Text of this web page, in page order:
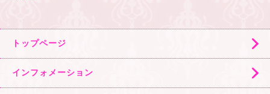
トップページ
インフォメーション